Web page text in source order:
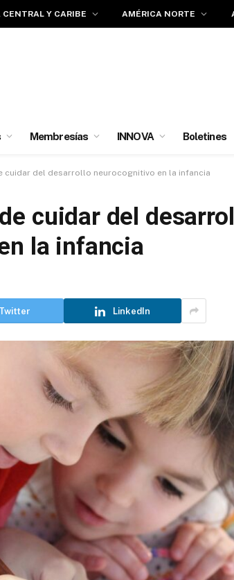
Y CARIBE AMÉRICA NORTE
Membresías INNOVA Boletines
cuidar del desarrollo neurocognitivo en la infancia
cuidar del
la infancia
Twitter LinkedIn